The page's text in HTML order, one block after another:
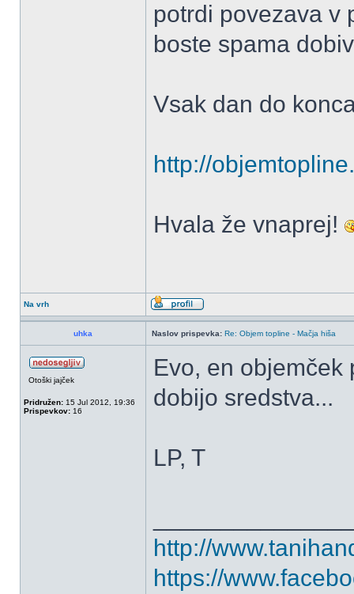
potrdi povezava v
boste spama
Vsak dan do
http://
Hvala že vnaprej!
Na vrh
uhka Naslov prispevka: Re: Objem topline - Mačja hiša
Otoški jajček
Pridružen: 15 Jul 2012, 19:36
Prispevkov: 16
Evo, en objemček
dobijo sredstva...
LP, T
http://
https://